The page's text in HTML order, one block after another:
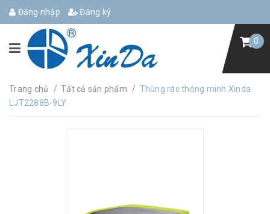
Đăng nhập Đăng ký
0
Trang chủ / Tất cả sản phẩm / Thùng rác thông minh Xinda
LJT2288B-9LY